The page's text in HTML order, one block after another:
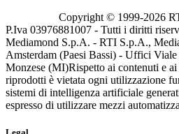
Copyright © 1999-2026
P.Iva 03976881007 - Tutti i diritti
Mediamond S.p.A. - RTI S.p.A.,
Amsterdam (Paesi Bassi) - Uffici
Monzese (MI)Rispetto ai contenuti e
riprodotti è vietata ogni utilizzazione
sistemi di intelligenza artificiale
espresso di utilizzare mezzi